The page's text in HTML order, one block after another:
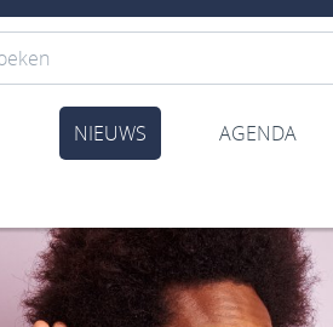
NIEUWS AGENDA